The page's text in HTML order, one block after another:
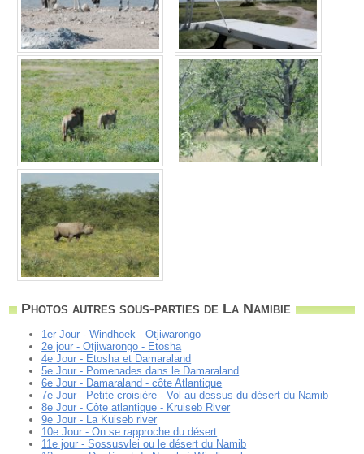
Photos autres sous-parties de La Namibie
1er Jour - Windhoek - Otjiwarongo
2e jour - Otjiwarongo - Etosha
4e Jour - Etosha et Damaraland
5e Jour - Pomenades dans le Damaraland
6e Jour - Damaraland - côte Atlantique
7e Jour - Petite croisière - Vol au dessus du désert du Namib
8e Jour - Côte atlantique - Kruiseb River
9e Jour - La Kuiseb river
10e Jour - On se rapproche du désert
11e jour - Sossusvlei ou le désert du Namib